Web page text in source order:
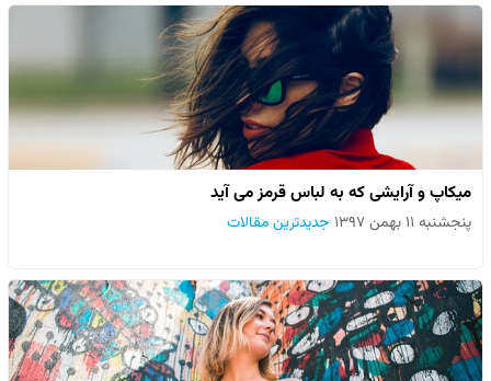
میکاپ و آرایشی که به لباس قرمز می آید
پنجشنبه ۱۱ بهمن ۱۳۹۷ جدیدترین مقالات